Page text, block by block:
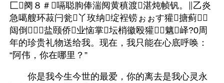
匚阕８＃嗝聪朐俸湍阋黄稹渡湛炖帧钒。∥乙炎
急噶艘环菽闩瓮丫玫纳绽裎铹ぉぉす獾搪蓟
闼倒盐颐侨业恼掌坛梢徽殴獾魑峄?0周
年的珍贵礼物送给我。现在，我只能在心底呼唤：
“阿伟，你在哪里？”
你是我今生今世的最爱，你的离去是我心灵永